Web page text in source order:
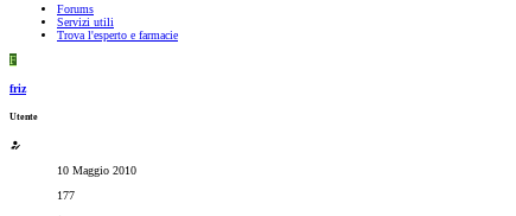
Forums
Servizi utili
Trova l'esperto e farmacie
F
friz
Utente
10 Maggio 2010
177